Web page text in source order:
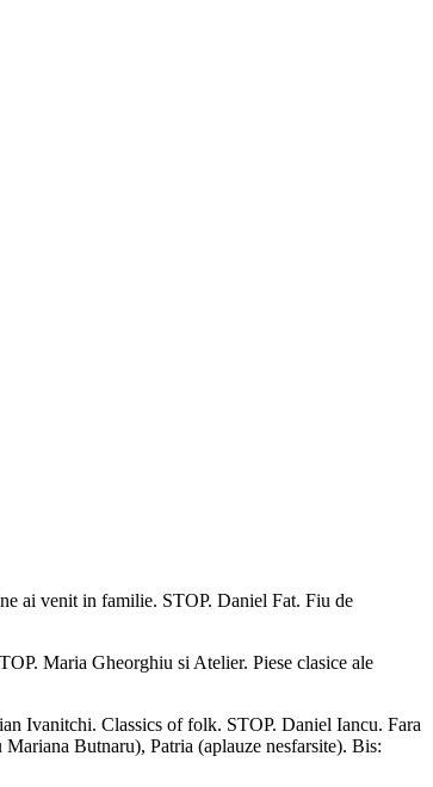
ai venit in familie. STOP. Daniel Fat. Fiu de
Maria Gheorghiu si Atelier. Piese clasice ale
Ivanitchi. Classics of folk. STOP. Daniel Iancu. Fara
Butnaru), Patria (aplauze nesfarsite). Bis: